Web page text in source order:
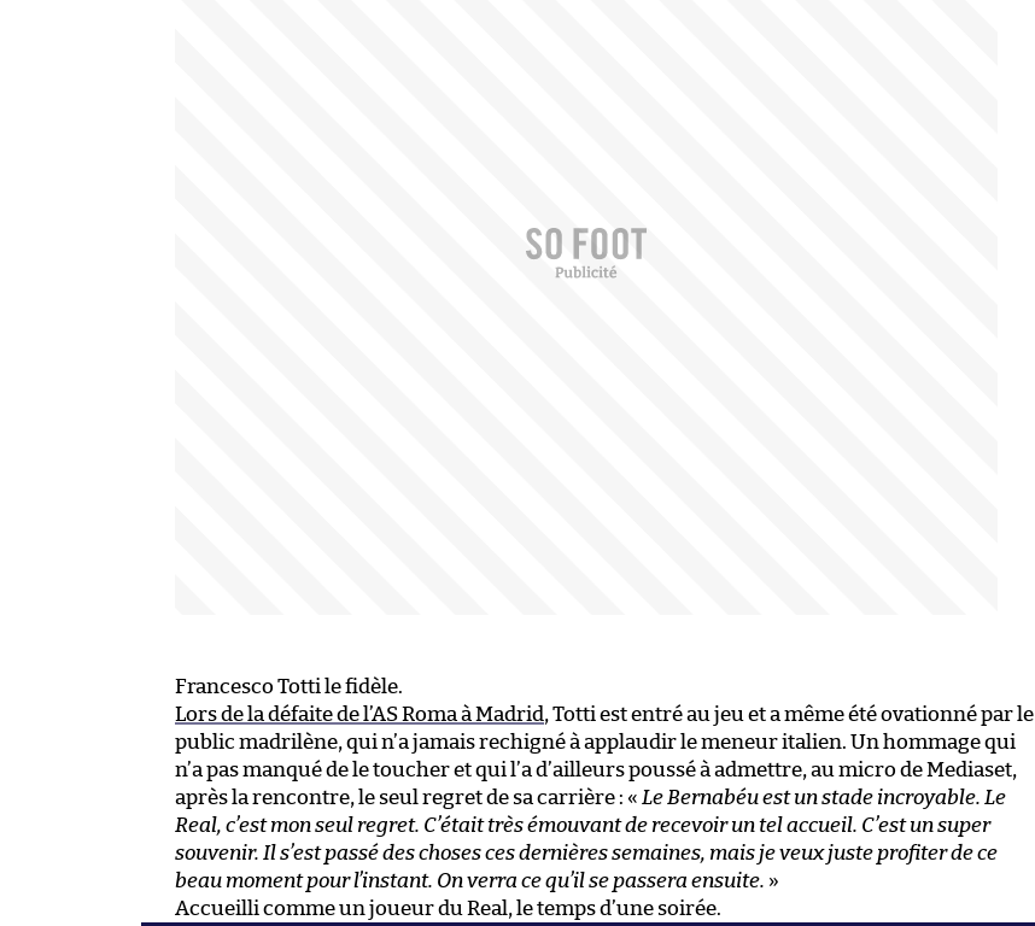
Francesco Totti le fidèle.
Lors de la défaite de l’AS Roma à Madrid , Totti est entré au jeu et a même été ovationné par le
public madrilène, qui n’a jamais rechigné à applaudir le meneur italien. Un hommage qui
n’a pas manqué de le toucher et qui l’a d’ailleurs poussé à admettre, au micro de Mediaset,
après la rencontre, le seul regret de sa carrière : « Le Bernabéu est un stade incroyable. Le
Real, c’est mon seul regret. C’était très émouvant de recevoir un tel accueil. C’est un super
souvenir. Il s’est passé des choses ces dernières semaines, mais je veux juste profiter de ce
beau moment pour l’instant. On verra ce qu’il se passera ensuite. »
Accueilli comme un joueur du Real, le temps d’une soirée.